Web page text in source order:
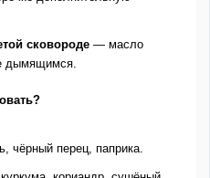
сковороде— масло
дымящимся.
чёрный перец, паприка.